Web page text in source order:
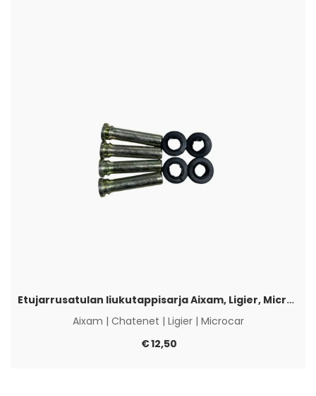
Etujarrusatulan liukutappisarja Aixam, Ligier, Microcar & Chatenet
Aixam | Chatenet | Ligier| Microcar
€12,50